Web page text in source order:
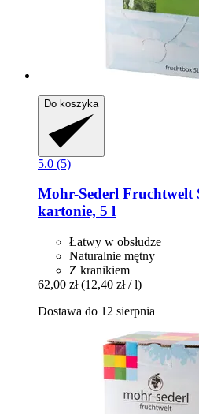
Do koszyka
5.0 (5)
Mohr-Sederl Fruchtwelt
kartonie, 5 l
Łatwy w obsłudze
Naturalnie mętny
Z kranikiem
62,00 zł (12,40 zł / l)
Dostawa do 12 sierpnia